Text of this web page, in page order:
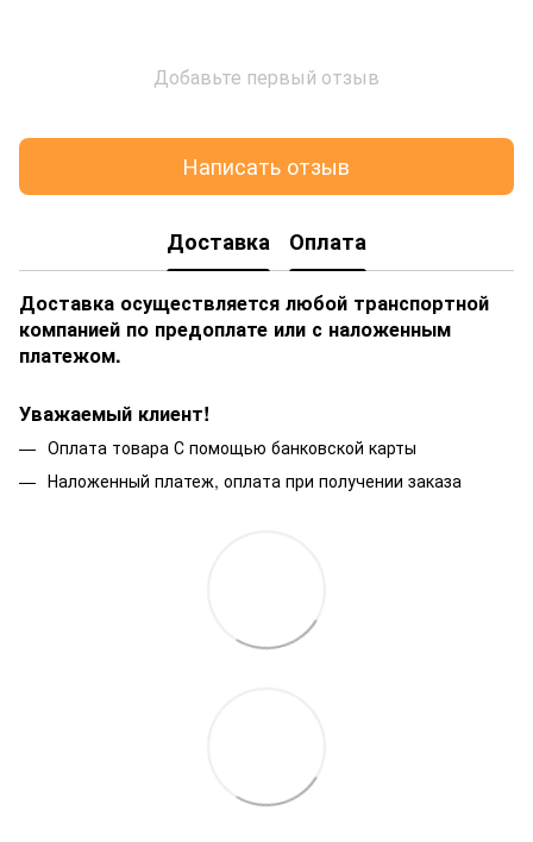
Добавьте первый отзыв
Написать отзыв
Доставка Оплата
Доставка осуществляется любой транспортной
компанией по предоплате или с наложенным
платежом.
Уважаемый клиент!
Оплата товара С помощью банковской карты
Наложенный платеж, оплата при получении заказа